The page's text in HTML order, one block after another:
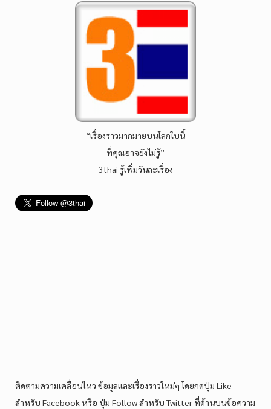
“เรื่องราวมากมายบนโลกใบนี้
ที่คุณอาจยังไม่รู้”
3thai รู้เพิ่มวันละเรื่อง
ติดตามความเคลื่อนไหว ข้อมูลและเรื่องราวใหม่ๆ โดยกดปุ่ม Like
สำหรับ Facebook หรือ ปุ่ม Follow สำหรับ Twitter ที่ด้านบนข้อความ